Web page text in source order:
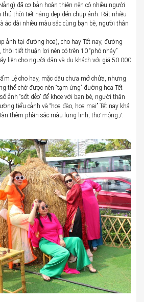
đã cơ bản hoàn thiện nên có nhiều người
thủ thời tiết nắng đẹp đến chụp ảnh. Rất nhiều
áo dài nhiều màu sắc cùng bạn bè, người thân
ảnh tại đường hoa), cho hay Tết nay, đường
thời tiết thuận lợi nên có trên 10 “phó nháy”
liền cho người dân và du khách với giá 50.000
Lệ cho hay, mặc dầu chưa mở chửa, nhưng
thể chờ được nên “tạm ứng” đường hoa Tết
ảnh “sốt dẻo” để khoe với bạn bè, người thân
tiểu cảnh và “hoa đào, hoa mai” Tết nay khá
thêm phần sắc màu lung linh, thơ mộng./.